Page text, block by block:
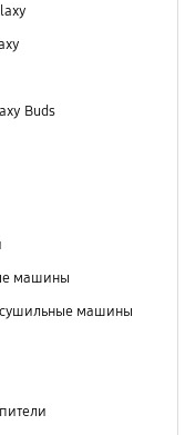
Buds
машины
машины